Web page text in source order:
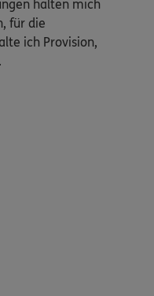
halten mich
für die
ich Provision,